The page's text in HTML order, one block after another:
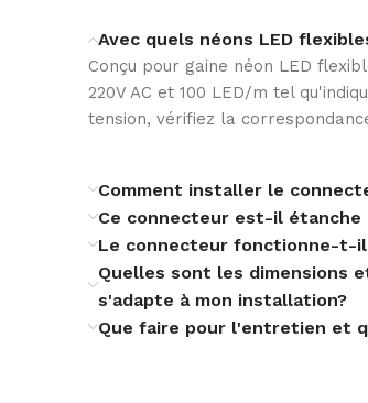
Avec quels néons LED
Conçu pour gaine néon LED
220V AC et 100 LED/m tel
tension, vérifiez la
Comment installer le
Ce connecteur est-il étanche
Le connecteur fonctionne-t-il
Quelles sont les dimensions
s'adapte à mon installation?
Que faire pour l'entretien et